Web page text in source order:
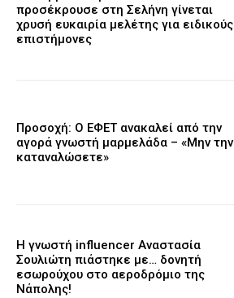
προσέκρουσε στη Σελήνη γίνεται
χρυσή ευκαιρία μελέτης για ειδικούς
επιστήμονες
Προσοχή: Ο ΕΦΕΤ ανακαλεί από την
αγορά γνωστή μαρμελάδα – «Μην την
καταναλώσετε»
Η γνωστή influencer Αναστασία
Σουλιώτη πιάστηκε με… δονητή
εσωρούχου στο αεροδρόμιο της
Νάπολης!